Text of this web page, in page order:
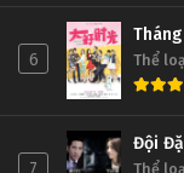
6 Thể
Đội
Thể